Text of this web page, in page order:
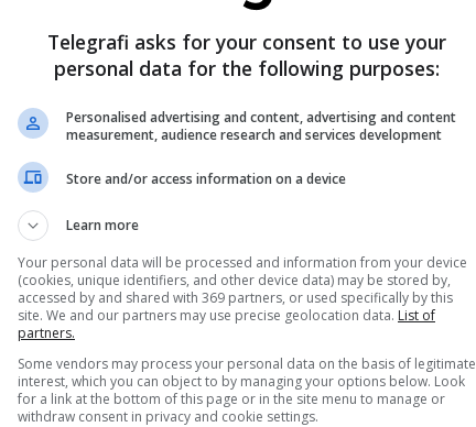
2026 • 20:27
nga tribuna e gazetarëve
Telegrafi asks for your consent to use your
personal data for the following purposes:
Personalised advertising and content, advertising and content
measurement, audience research and services development
Store and/or access information on a device
Learn more
Your personal data will be processed and information from your device
(cookies, unique identifiers, and other device data) may be stored by,
accessed by and shared with 369 partners, or used specifically by this
site. We and our partners may use precise geolocation data. List of
partners.
Some vendors may process your personal data on the basis of legitimate
interest, which you can object to by managing your options below. Look
for a link at the bottom of this page or in the site menu to manage or
withdraw consent in privacy and cookie settings.